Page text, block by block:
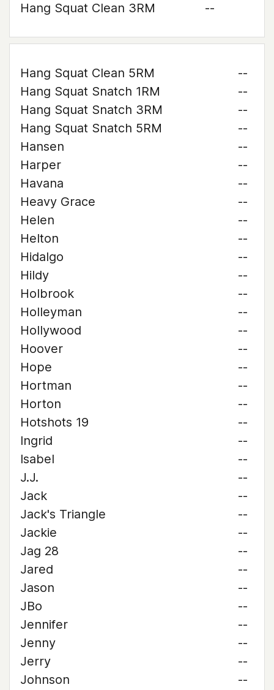
Hang Squat Clean 3RM
--
Hang Squat Clean 5RM
--
Hang Squat Snatch 1RM
--
Hang Squat Snatch 3RM
--
Hang Squat Snatch 5RM
--
Hansen
--
Harper
--
Havana
--
Heavy Grace
--
Helen
--
Helton
--
Hidalgo
--
Hildy
--
Holbrook
--
Holleyman
--
Hollywood
--
Hoover
--
Hope
--
Hortman
--
Horton
--
Hotshots 19
--
Ingrid
--
Isabel
--
J.J.
--
Jack
--
Jack's Triangle
--
Jackie
--
Jag 28
--
Jared
--
Jason
--
JBo
--
Jennifer
--
Jenny
--
Jerry
--
Johnson
--